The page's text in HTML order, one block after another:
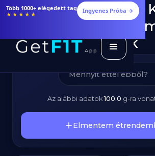
Étrendek, receptek és edzéstervek
★★★★★ Ingyenes
Csípős Száraz
Tápanyagok
Az alábbi adatok100.0 g-ra
Elmentem